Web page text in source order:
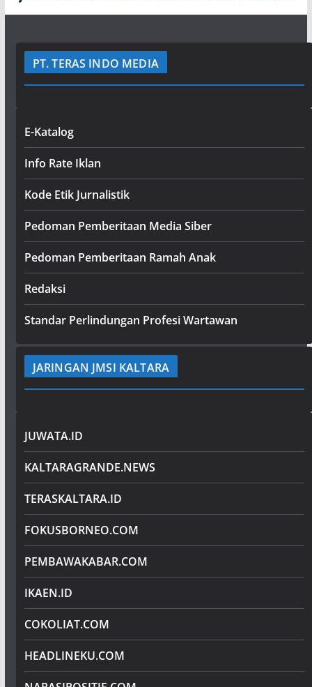
PT. TERAS INDO MEDIA
E-Katalog
Info Rate Iklan
Kode Etik Jurnalistik
Pedoman Pemberitaan Media Siber
Pedoman Pemberitaan Ramah Anak
Redaksi
Standar Perlindungan Profesi Wartawan
JARINGAN JMSI KALTARA
JUWATA.ID
KALTARAGRANDE.NEWS
TERASKALTARA.ID
FOKUSBORNEO.COM
PEMBAWAKABAR.COM
IKAEN.ID
COKOLIAT.COM
HEADLINEKU.COM